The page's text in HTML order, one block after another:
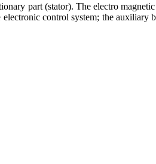
part (stator). The electro
control system; the auxiliary